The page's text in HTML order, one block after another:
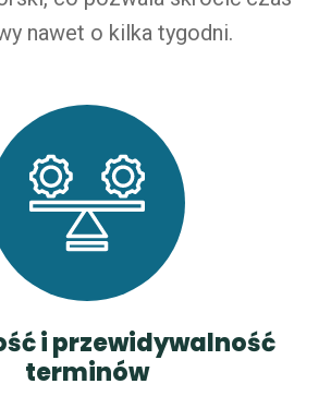
nawet o kilka tygodni.
i przewidywalność
terminów